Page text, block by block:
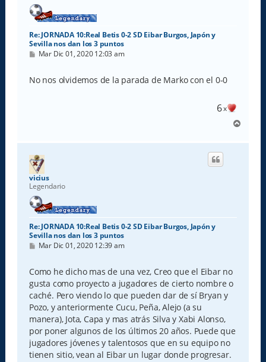
Re: JORNADA 10:Real Betis 0-2 SD Eibar Burgos, Japón y
Sevilla nos dan los 3 puntos
M
s
a
Mar Dic 01, 2020 12:03 am
No nos olvidemos de la parada de Marko con el 0-0
6x
r
vicius
Legendario
Re: JORNADA 10:Real Betis 0-2 SD Eibar Burgos, Japón y
Sevilla nos dan los 3 puntos
M
s
a
j
e
Mar Dic 01, 2020 12:39 am
Como he dicho mas de una vez, Creo que el Eibar no
gusta como proyecto a jugadores de cierto nombre o
caché. Pero viendo lo que pueden dar de sí Bryan y
Pozo, y anteriormente Cucu, Peña, Alejo (a su
manera), Jota, Capa y mas atrás Silva y Xabi Alonso,
por poner algunos de los últimos 20 años. Puede que
jugadores jóvenes y talentosos que en su equipo no
tienen sitio, vean al Eibar un lugar donde progresar.